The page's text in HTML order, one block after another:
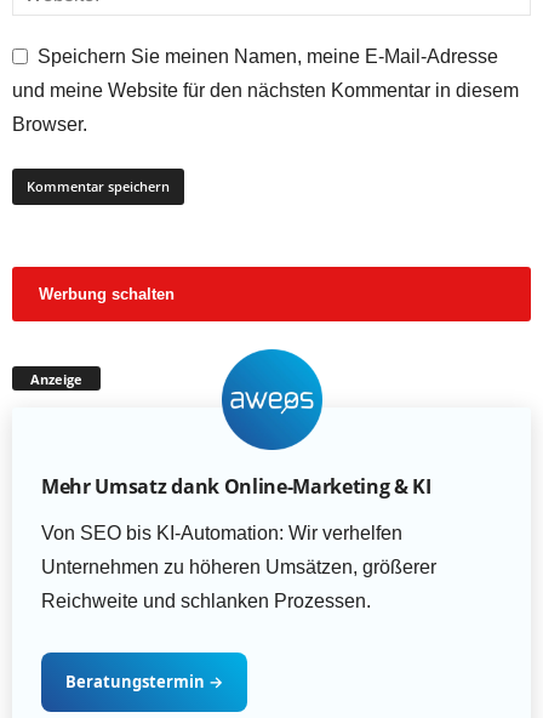
Speichern Sie meinen Namen, meine E-Mail-Adresse
und meine Website für den nächsten Kommentar in diesem
Browser.
Werbung schalten
Anzeige
Mehr Umsatz dank Online-Marketing & KI
Von SEO bis KI-Automation: Wir verhelfen
Unternehmen zu höheren Umsätzen, größerer
Reichweite und schlanken Prozessen.
Beratungstermin →